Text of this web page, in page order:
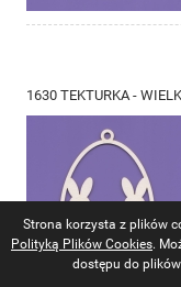
Strona korzysta z plików
Polityką Plików Cookies.
dostępu do
1630 TEKTURKA -